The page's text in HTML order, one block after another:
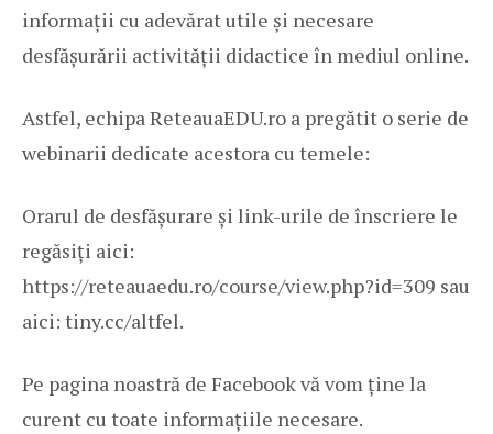
informații cu adevărat utile și necesare
desfășurării activității didactice în mediul online.
Astfel, echipa ReteauaEDU.ro a pregătit o serie de
webinarii dedicate acestora cu temele:
Orarul de desfășurare și link-urile de înscriere le
regăsiți aici:
https://reteauaedu.ro/course/view.php?id=309 sau
aici: tiny.cc/altfel.
Pe pagina noastră de Facebook vă vom ține la
curent cu toate informațiile necesare.